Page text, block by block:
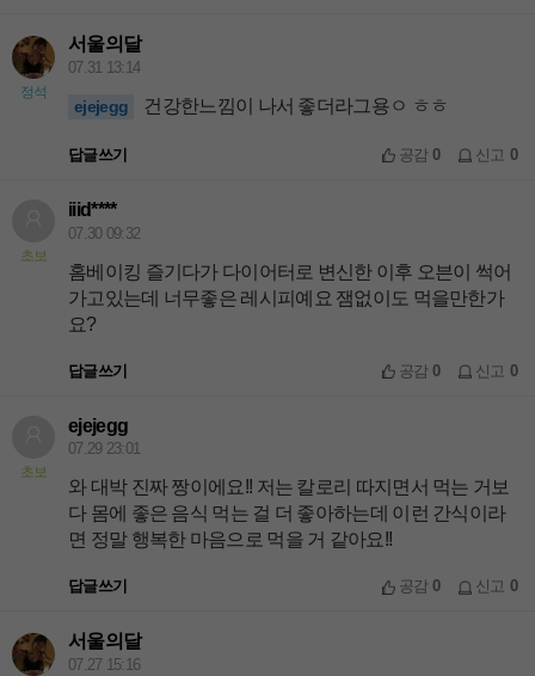
정석
서울의달
07.31 13:14
ejejegg 건강한느낌이 나서 좋더라그용ㅇ ㅎㅎ
답글쓰기 공감0 신고 0
초보
iiid****
07.30 09:32
홈베이킹 즐기다가 다이어터로 변신한 이후 오븐이 썩어
가고있는데 너무좋은 레시피예요 잼없이도 먹을만한가
요?
답글쓰기 공감0 신고 0
초보
ejejegg
07.29 23:01
와 대박 진짜 짱이에요!! 저는 칼로리 따지면서 먹는 거보
다 몸에 좋은 음식 먹는 걸 더 좋아하는데 이런 간식이라
면 정말 행복한 마음으로 먹을 거 같아요!!
답글쓰기 공감0 신고 0
서울의달
07.27 15:16